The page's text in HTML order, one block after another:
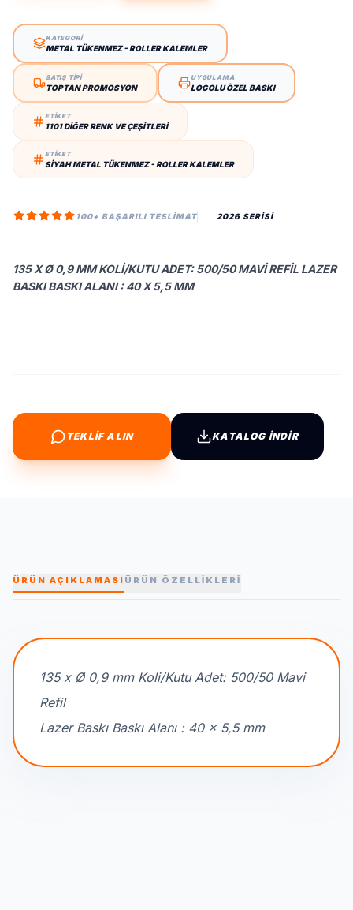
KATEGORİ
METAL TÜKENMEZ - ROLLER KALEMLER
SATIŞ TİPİ
TOPTAN PROMOSYON
UYGULAMA
LOGOLU ÖZEL BASKI
ETİKET
1101 DIĞER RENK VE ÇEŞITLERI
ETİKET
SIYAH METAL TÜKENMEZ - ROLLER KALEMLER
100+ BAŞARILI TESLIMAT 2026 SERİSİ
135 X Ø 0,9 MM KOLI/KUTU ADET: 500/50 MAVI REFIL LAZER
BASKI BASKI ALANI : 40 X 5,5 MM
TEKLİF ALIN KATALOG İNDİR
ÜRÜN AÇIKLAMASI ÜRÜN ÖZELLİKLERİ
135 x Ø 0,9 mm Koli/Kutu Adet: 500/50 Mavi
Refil
Lazer Baskı Baskı Alanı : 40 x 5,5 mm